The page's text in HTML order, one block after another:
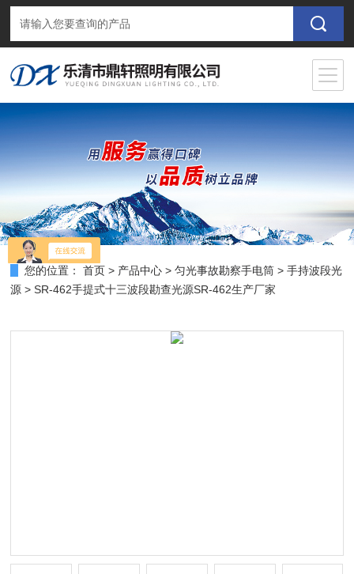
您的位置： 首页 > 产品中心 >匀光事故勘察手电筒 >手持波段光
源 > SR-462手提式十三波段勘查光源SR-462生产厂家